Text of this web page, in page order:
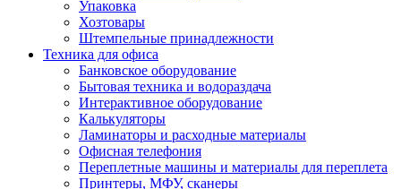
Упаковка
Хозтовары
Штемпельные принадлежности
Техника для офиса
Банковское оборудование
Бытовая техника и водораздача
Интерактивное оборудование
Калькуляторы
Ламинаторы и расходные материалы
Офисная телефония
Переплетные машины и материалы для переплета
Принтеры, МФУ, сканеры